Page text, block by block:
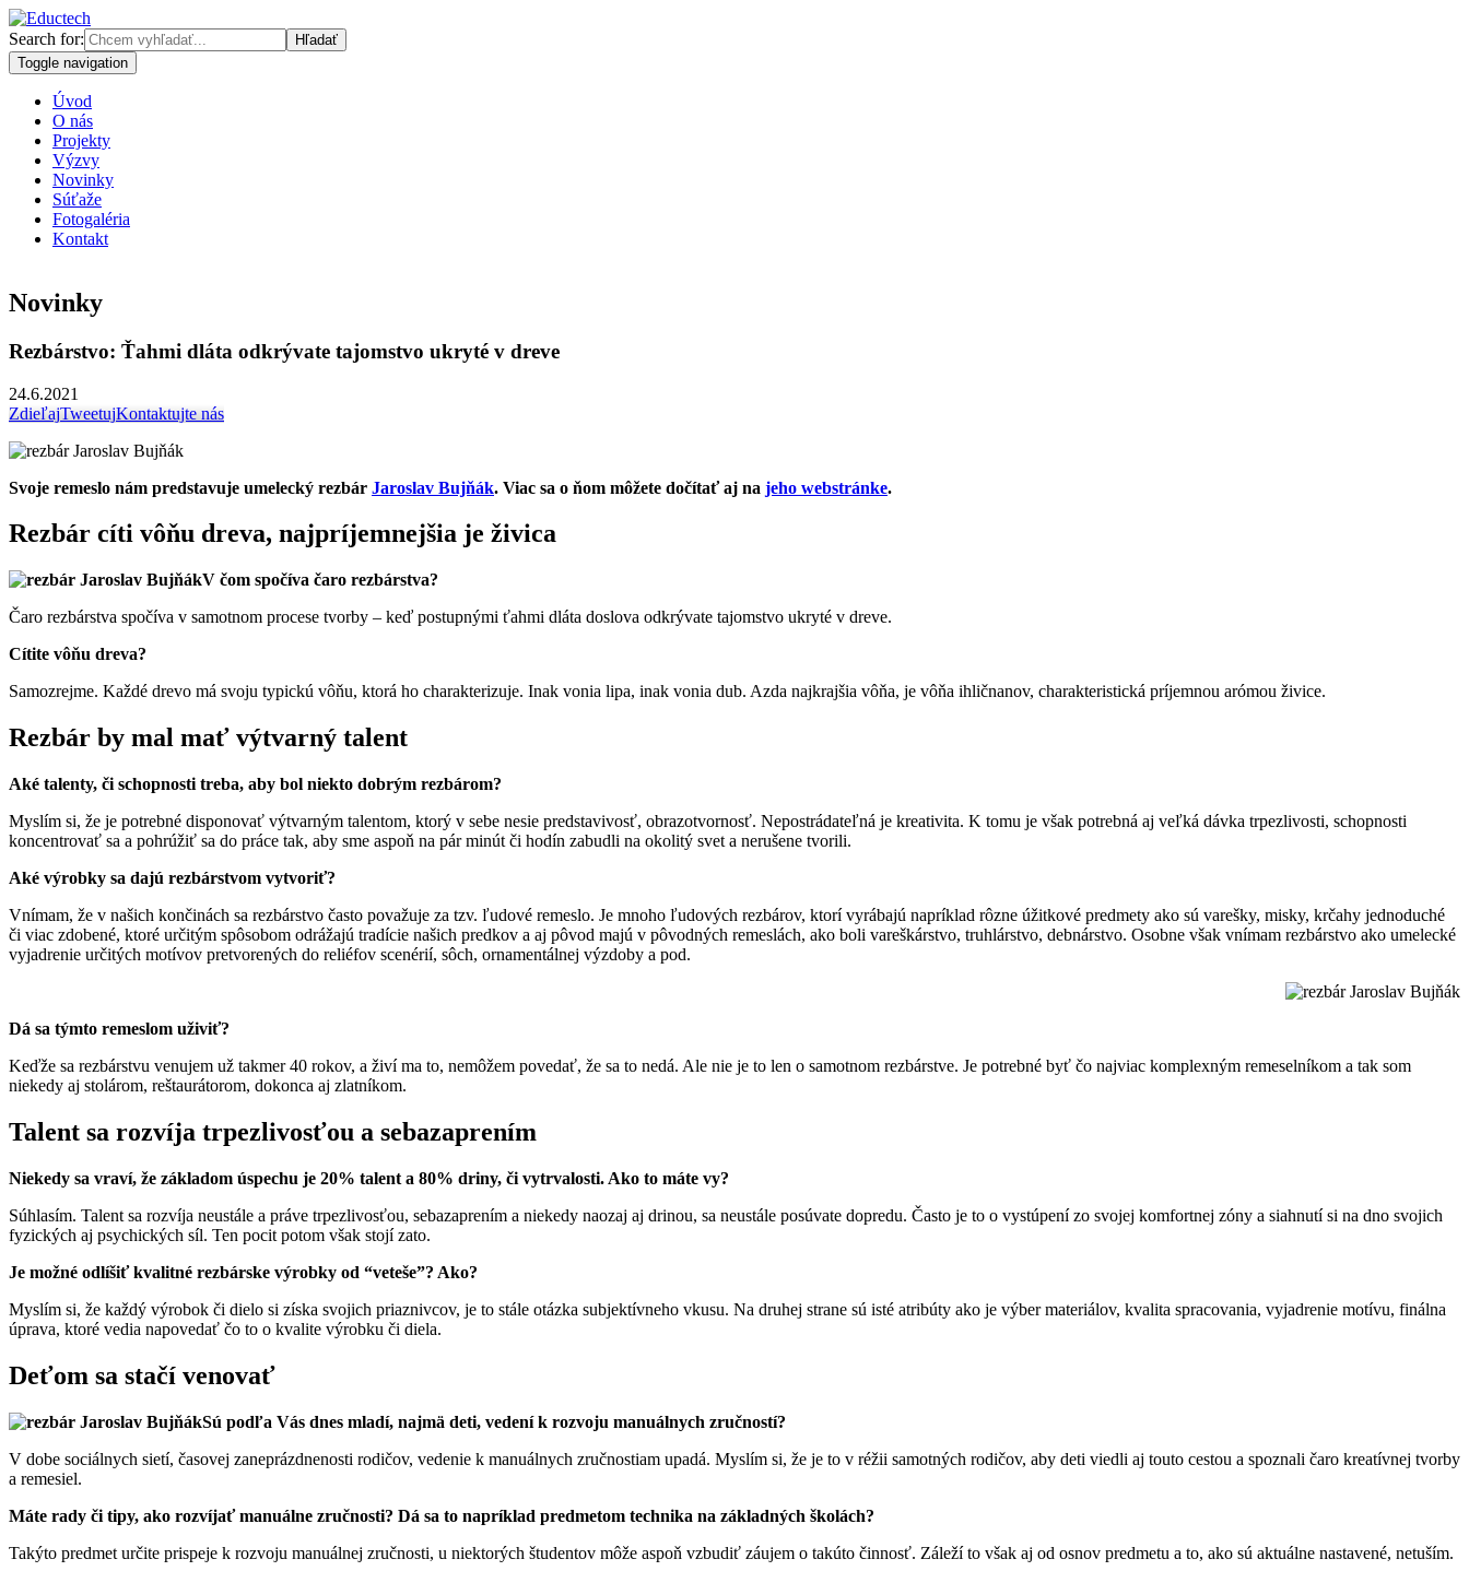
Search for:
Toggle navigation
Úvod
O nás
Projekty
Výzvy
Novinky
Súťaže
Fotogaléria
Kontakt
Novinky
Rezbárstvo: Ťahmi dláta odkrývate tajomstvo ukryté v dreve
24.6.2021
ZdieľajTweetujKontaktujte nás
Svoje remeslo nám predstavuje umelecký rezbár Jaroslav Bujňák. Viac sa o ňom môžete dočítať aj na jeho webstránke.
Rezbár cíti vôňu dreva, najpríjemnejšia je živica
V čom spočíva čaro rezbárstva?
Čaro rezbárstva spočíva v samotnom procese tvorby – keď postupnými ťahmi dláta doslova odkrývate tajomstvo ukryté v dreve.
Cítite vôňu dreva?
Samozrejme. Každé drevo má svoju typickú vôňu, ktorá ho charakterizuje. Inak vonia lipa, inak vonia dub. Azda najkrajšia vôňa, je vôňa ihličnanov, charakteristická príjemnou arómou živice.
Rezbár by mal mať výtvarný talent
Aké talenty, či schopnosti treba, aby bol niekto dobrým rezbárom?
Myslím si, že je potrebné disponovať výtvarným talentom, ktorý v sebe nesie predstavivosť, obrazotvornosť. Nepostrádateľná je kreativita. K tomu je však potrebná aj veľká dávka trpezlivosti, schopnosti
koncentrovať sa a pohrúžiť sa do práce tak, aby sme aspoň na pár minút či hodín zabudli na okolitý svet a nerušene tvorili.
Aké výrobky sa dajú rezbárstvom vytvoriť?
Vnímam, že v našich končinách sa rezbárstvo často považuje za tzv. ľudové remeslo. Je mnoho ľudových rezbárov, ktorí vyrábajú napríklad rôzne úžitkové predmety ako sú varešky, misky, krčahy jednoduché
či viac zdobené, ktoré určitým spôsobom odrážajú tradície našich predkov a aj pôvod majú v pôvodných remeslách, ako boli vareškárstvo, truhlárstvo, debnárstvo. Osobne však vnímam rezbárstvo ako umelecké
vyjadrenie určitých motívov pretvorených do reliéfov scenérií, sôch, ornamentálnej výzdoby a pod.
Dá sa týmto remeslom uživiť?
Keďže sa rezbárstvu venujem už takmer 40 rokov, a živí ma to, nemôžem povedať, že sa to nedá. Ale nie je to len o samotnom rezbárstve. Je potrebné byť čo najviac komplexným remeselníkom a tak som
niekedy aj stolárom, reštaurátorom, dokonca aj zlatníkom.
Talent sa rozvíja trpezlivosťou a sebazaprením
Niekedy sa vraví, že základom úspechu je 20% talent a 80% driny, či vytrvalosti. Ako to máte vy?
Súhlasím. Talent sa rozvíja neustále a práve trpezlivosťou, sebazaprením a niekedy naozaj aj drinou, sa neustále posúvate dopredu. Často je to o vystúpení zo svojej komfortnej zóny a siahnutí si na dno svojich
fyzických aj psychických síl. Ten pocit potom však stojí zato.
Je možné odlíšiť kvalitné rezbárske výrobky od “veteše”? Ako?
Myslím si, že každý výrobok či dielo si získa svojich priaznivcov, je to stále otázka subjektívneho vkusu. Na druhej strane sú isté atribúty ako je výber materiálov, kvalita spracovania, vyjadrenie motívu, finálna
úprava, ktoré vedia napovedať čo to o kvalite výrobku či diela.
Deťom sa stačí venovať
Sú podľa Vás dnes mladí, najmä deti, vedení k rozvoju manuálnych zručností?
V dobe sociálnych sietí, časovej zaneprázdnenosti rodičov, vedenie k manuálnych zručnostiam upadá. Myslím si, že je to v réžii samotných rodičov, aby deti viedli aj touto cestou a spoznali čaro kreatívnej tvorby
a remesiel.
Máte rady či tipy, ako rozvíjať manuálne zručnosti? Dá sa to napríklad predmetom technika na základných školách?
Takýto predmet určite prispeje k rozvoju manuálnej zručnosti, u niektorých študentov môže aspoň vzbudiť záujem o takúto činnosť. Záleží to však aj od osnov predmetu a to, ako sú aktuálne nastavené, netuším.